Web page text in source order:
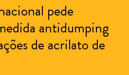
pede
antidumping
de acrilato de